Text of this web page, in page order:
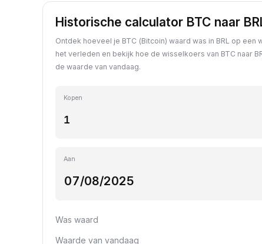
Historische calculator BTC naar
Ontdek hoeveel je BTC (Bitcoin) waard was in BRL op een
het verleden en bekijk hoe de wisselkoers van BTC naar
de waarde van vandaag.
Kopen
Aan
Was waard
Waarde van vandaag